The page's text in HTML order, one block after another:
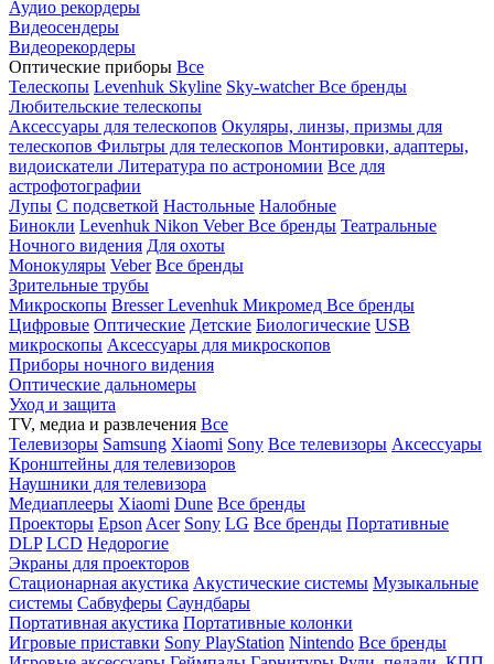
Аудио рекордеры
Видеосендеры
Видеорекордеры
Оптические приборы Все
Телескопы Levenhuk Skyline Sky-watcherВсе бренды
Любительские телескопы
Аксессуары для телескопов Окуляры, линзы, призмы для
телескопов Фильтры для телескопов Монтировки, адаптеры,
видоискатели Литература по астрономии Все для
астрофотографии
Лупы С подсветкой Настольные Налобные
Бинокли Levenhuk Nikon VeberВсе бренды Театральные
Ночного видения Для охоты
Монокуляры Veber Все бренды
Зрительные трубы
Микроскопы BresserLevenhuk Микромед Все бренды
Цифровые Оптические Детские Биологические USB
микроскопы Аксессуары для микроскопов
Приборы ночного видения
Оптические дальномеры
Уход и защита
TV, медиа и развлечения Все
Телевизоры Samsung Xiaomi Sony Все телевизоры Аксессуары
Кронштейны для телевизоров
Наушники для телевизора
Медиаплееры Xiaomi Dune Все бренды
Проекторы Epson Acer Sony LG Все бренды Портативные
DLP LCD Недорогие
Экраны для проекторов
Стационарная акустика Акустические системы Музыкальные
системы Сабвуферы Саундбары
Портативная акустика Портативные колонки
Игровые приставки Sony PlayStation Nintendo Все бренды